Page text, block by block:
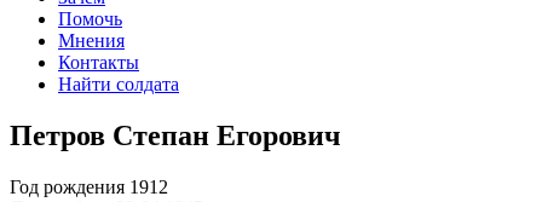
Помочь
Мнения
Контакты
Найти солдата
Петров Степан Егорович
Год рождения 1912